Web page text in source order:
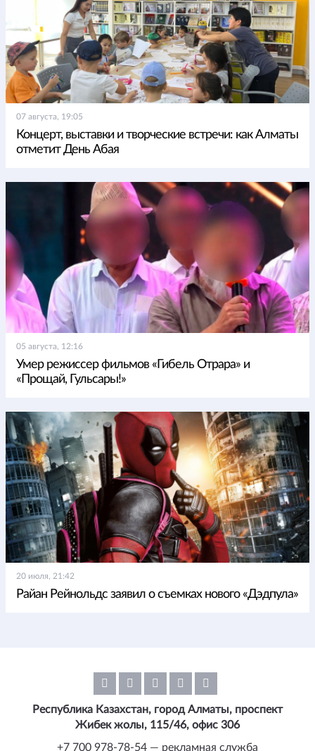
07 августа, 19:05
Концерт, выставки и творческие встречи: как Алматы
отметит День Абая
05 августа, 12:16
Умер режиссер фильмов «Гибель Отрара» и
«Прощай, Гульсары!»
20 июля, 21:42
Райан Рейнольдс заявил о съемках нового «Дэдпула»
Республика Казахстан, город Алматы, проспект
Жибек жолы, 115/46, офис 306
+7 700 978-78-54 — рекламная служба